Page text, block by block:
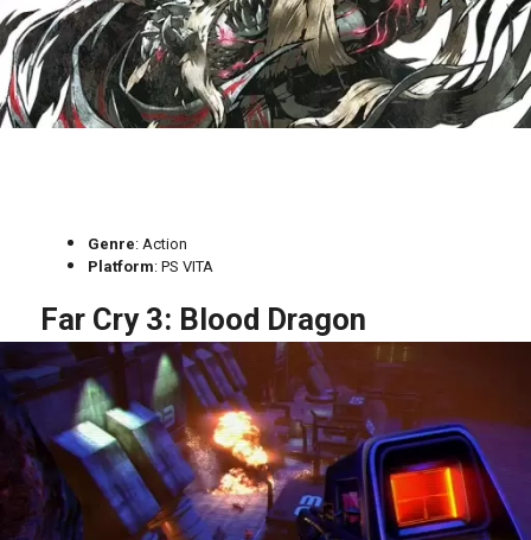
Genre: Action
Platform: PS VITA
Far Cry 3: Blood Dragon